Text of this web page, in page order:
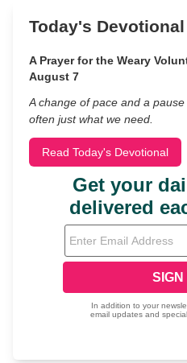
Today's Devotional
A Prayer for the Weary
August 7
A change of pace and a
often just what we need.
Read Today's Devotional